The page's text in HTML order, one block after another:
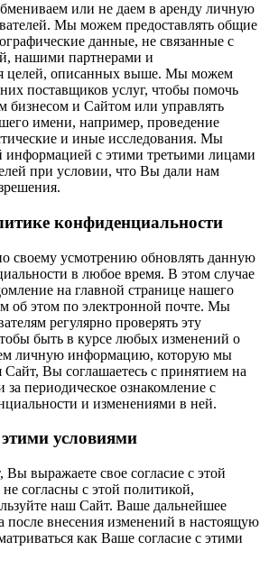
или не даем в аренду личную
Мы можем предоставлять общие
данные, не связанные с
нашими партнерами и
целей, описанных выше. Мы можем
поставщиков услуг, чтобы помочь
бизнесом и Сайтом или управлять
имени, например, проведение
и иные исследования. Мы
информацией с этими третьими лицами
при условии, что Вы дали нам
конфиденциальности
своему усмотрению обновлять данную
в любое время. В этом случае
на главной странице нашего
об этом по электронной почте. Мы
регулярно проверять эту
быть в курсе любых изменений о
личную информацию, которую мы
Сайт, Вы соглашаетесь с принятием на
за периодическое ознакомление с
и изменениями в ней.
условиями
Вы выражаете свое согласие с этой
согласны с этой политикой,
наш Сайт. Ваше дальнейшее
после внесения изменений в настоящую
как Ваше согласие с этими